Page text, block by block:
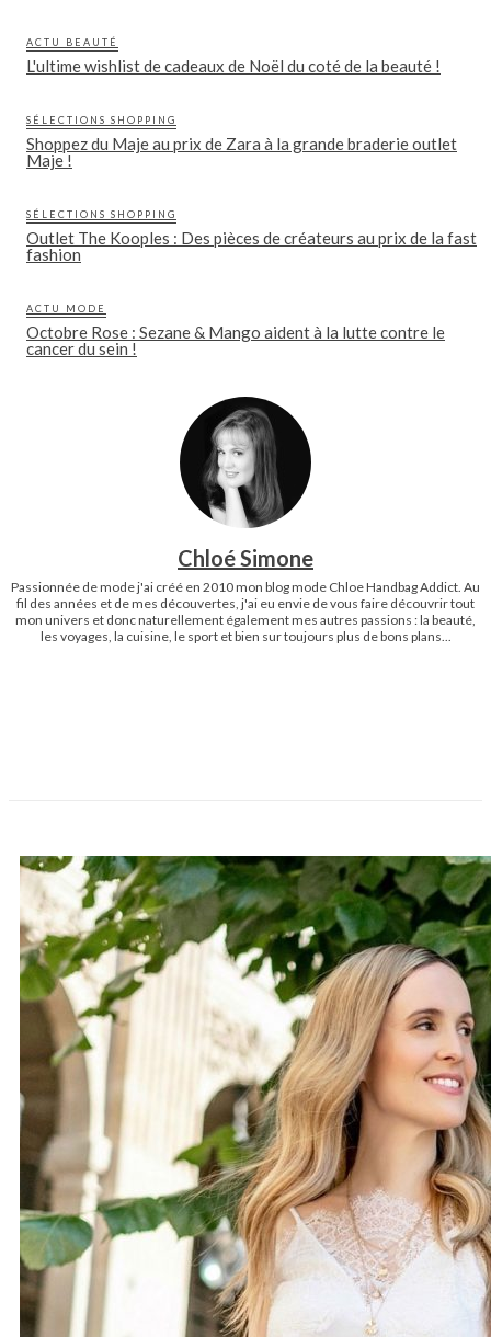
ACTU BEAUTÉ
L'ultime wishlist de cadeaux de Noël du coté de la beauté !
SÉLECTIONS SHOPPING
Shoppez du Maje au prix de Zara à la grande braderie outlet
Maje !
SÉLECTIONS SHOPPING
Outlet The Kooples : Des pièces de créateurs au prix de la fast
fashion
ACTU MODE
Octobre Rose : Sezane & Mango aident à la lutte contre le
cancer du sein !
Chloé Simone
Passionnée de mode j'ai créé en 2010 mon blog mode Chloe Handbag Addict. Au
fil des années et de mes découvertes, j'ai eu envie de vous faire découvrir tout
mon univers et donc naturellement également mes autres passions : la beauté,
les voyages, la cuisine, le sport et bien sur toujours plus de bons plans...